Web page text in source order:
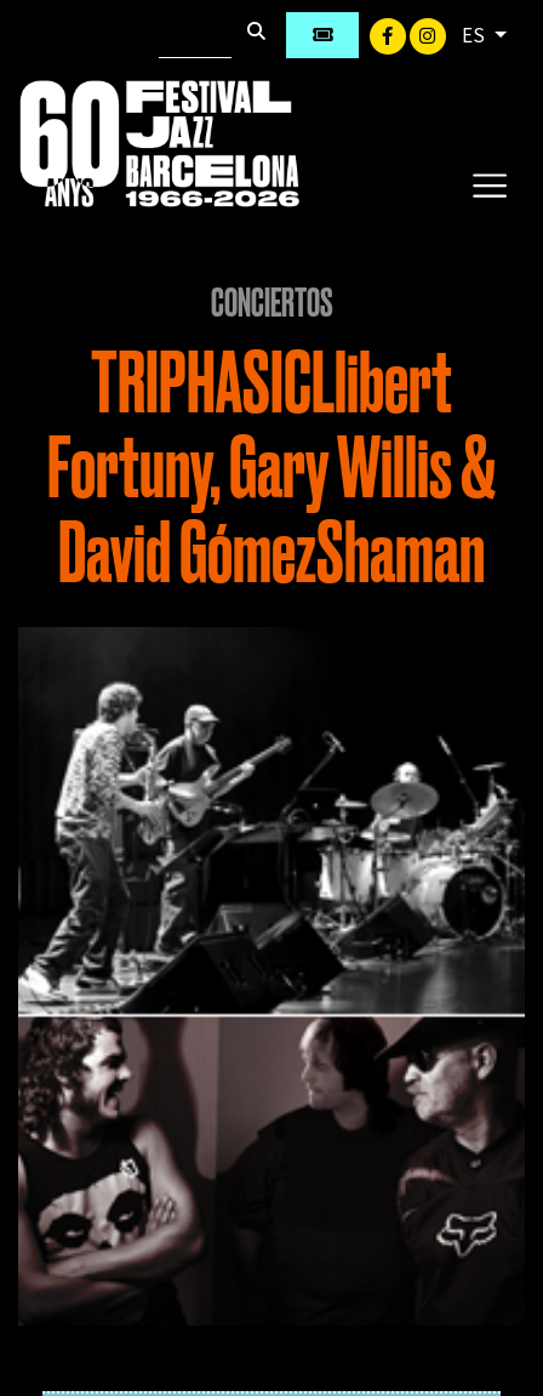
ES
CONCIERTOS
TRIPHASICLlibert
Fortuny, Gary Willis &
David GómezShaman